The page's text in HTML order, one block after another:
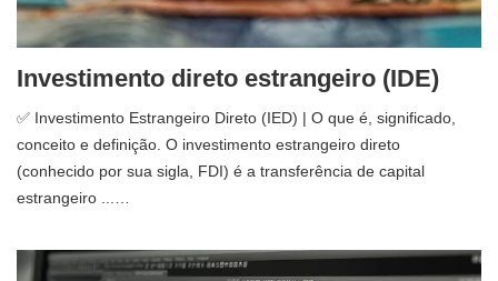
Investimento direto estrangeiro (IDE)
✅ Investimento Estrangeiro Direto (IED) | O que é, significado,
conceito e definição. O investimento estrangeiro direto
(conhecido por sua sigla, FDI) é a transferência de capital
estrangeiro ...…